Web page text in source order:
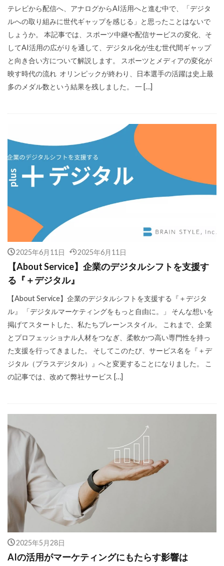
テレビから配信へ、アナログからAI活用へと進む中で、「デジタ
ルへの取り組みに世代ギャップを感じる」と思ったことはないで
しょうか。 本記事では、スポーツ中継や配信サービスの変化、そ
してAI活用の広がりを通して、デジタル化が生む世代間ギャップ
と向き合い方について解説します。 スポーツとメディアの変化が
映す時代の流れ オリンピックが終わり、日本選手の活躍は史上最
多のメダル数という結果を残しました。 一 […]
2025年6月11日 2025年6月11日
【About Service】企業のデジタルシフトを支援す
る『＋デジタル』
【About Service】企業のデジタルシフトを支援する『＋デジタ
ル』 「デジタルマーケティングをもっと自由に。」 そんな想いを
掲げてスタートした、私たちブレーンスタイル。 これまで、企業
とプロフェッショナル人材をつなぎ、柔軟かつ高い専門性を持っ
た支援を行ってきました。 そしてこのたび、サービス名を『＋デ
ジタル（プラスデジタル）』へと変更することになりました。 こ
の記事では、改めて弊社サービス […]
2025年5月28日
AIの活用がマーケティングにもたらす影響は